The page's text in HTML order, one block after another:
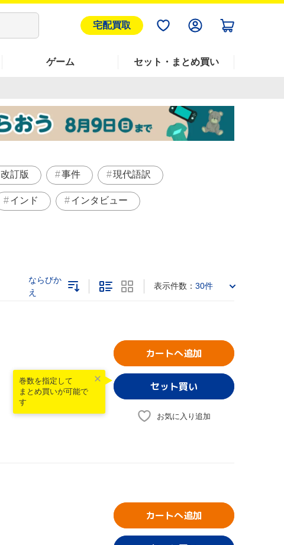
宅配買取
ゲーム セット・まとめ買い
改訂版 事件 現代語訳
インド インタビュー
ならびか
え
表示件数： 30件
カートへ追加
巻数を指定して
まとめ買いが可能で
す
お気に入り追加
カートへ追加